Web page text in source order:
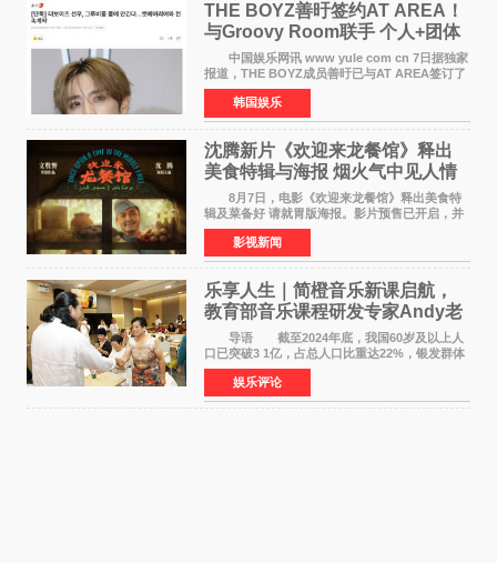
THE BOYZ善旴签约AT AREA！
与Groovy Room联手 个人+团体
活动并行
中国娱乐网讯 www yule com cn 7日据独家
报道，THE BOYZ成员善旴已与AT AREA签订了
专属合约。AT AREA是由知名制作人组合
Groovy Room创立的hip-hop厂牌，旗下拥有多
位实力派音乐人，在韩
韩国娱乐
沈腾新片《欢迎来龙餐馆》释出
美食特辑与海报 烟火气中见人情
温暖
8月7日，电影《欢迎来龙餐馆》释出美食特
辑及菜备好 请就胃版海报。影片预售已开启，并
将于8月8日至10日14:00-21:00举行全国超前点
映。电影《欢迎来龙餐馆》作为战争美食喜剧大
片，讲述了中国
影视新闻
乐享人生｜简橙音乐新课启航，
教育部音乐课程研发专家Andy老
师重磅入驻领航银龄琴声
导语 截至2024年底，我国60岁及以上人
口已突破3 1亿，占总人口比重达22%，银发群体
的精神文化需求日益凸显。2024年1月，国务院办
公厅印发《关于发展银发经济增进老年人福祉的
意见》——这是
娱乐评论